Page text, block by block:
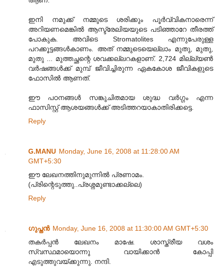
ഇനി നമുക്ക് നമ്മുടെ ശരിക്കും പൂര്‍വ്വികനാരെന്ന്
അറിയണമെങ്കില്‍ ആസ്ട്രേലിയയുടെ പടിഞ്ഞാറേ തീരത്ത്
പോകുക. അവിടെ Stromatolites എന്നുപേരുള്ള
പറക്കൂട്ടങ്ങള്‍കാണം. അത് നമ്മുടെയെല്ലാം മുതു, മുതു,
മുതു ... മുത്തച്ഛന്റെ ശവക്കല്ലറകളാണ്. 2,724 മില്ല്യണ്‍
വര്‍ഷങ്ങള്‍ക്ക് മുമ്പ് ജീവിച്ചിരുന്ന ഏകകോശ ജീവികളുടെ
ഫോസില്‍ ആണത്.
ഈ പഠനങ്ങള്‍ സങ്കുചിതമായ ശുദ്ധ വര്‍ഗ്ഗം എന്ന
ഫാസിസ്റ്റ് ആശയങ്ങള്‍ക്ക് അടിത്തറയാകാതിരിക്കട്ടെ.
Reply
G.MANU Monday, June 16, 2008 at 11:28:00 AM
GMT+5:30
ഈ ലേഖനത്തിനുമുന്നില്‍ പ്രണാമം.
(പ്രിന്റെടുത്തു..പ്രശ്നമുണ്ടാക്കല്ലെ)
Reply
ഗുപ്തന്‍ Monday, June 16, 2008 at 11:30:00 AM GMT+5:30
തകര്‍പ്പന്‍ ലേഖനം മാഷേ. ശാസ്ത്രീയ വശം
സ്വസ്ഥമായൊന്നു വായിക്കാന്‍ കോപ്പി
എടുത്തുവയ്ക്കുന്നു. നന്ദി.